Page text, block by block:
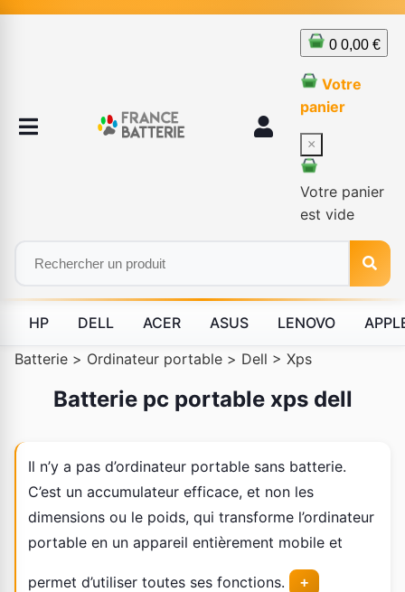
0 0,00 €
Votre
panier
×
Votre panier
est vide
HP DELL ACER ASUS LENOVO
Batterie > Ordinateur portable > Dell > Xps
Batterie pc portable xps dell
Il n’y a pas d’ordinateur portable sans batterie.
C’est un accumulateur efficace, et non les
dimensions ou le poids, qui transforme l’ordinateur
portable en un appareil entièrement mobile et
permet d’utiliser toutes ses fonctions. +